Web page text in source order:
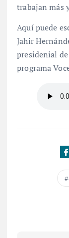
trabajan más
Aquí puede
Jahir
presidenial
programa